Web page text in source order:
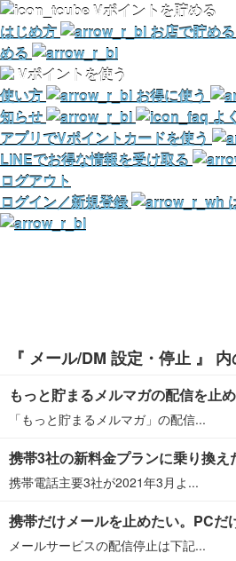
Vポイントを貯める
はじめ方
お店で貯める
める
Vポイントを使う
使い方
お得に使う
知らせ
よ
アプリでVポイントカードを使う
LINEでお得な情報を受け取る
ログアウト
ログイン／新規登録
『 メール/DM 設定・停止 』
もっと貯まるメルマガの配信を止
「もっと貯まるメルマガ」の配信...
携帯3社の新料金プランに乗り換え
携帯電話主要3社が2021年3月よ...
携帯だけメールを止めたい。PCだ
メールサービスの配信停止は下記...